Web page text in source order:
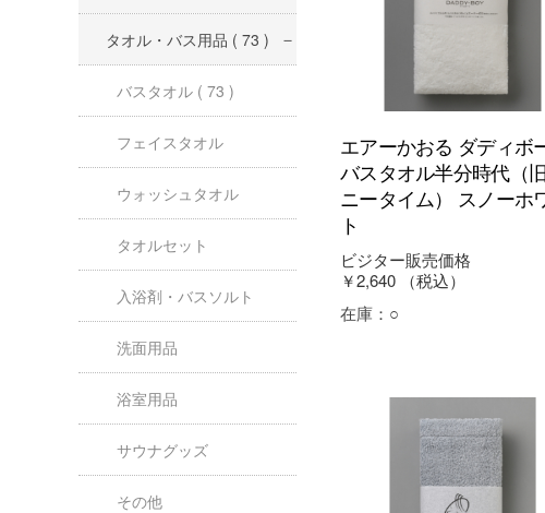
タオル・バス用品 ( 73 )
バスタオル ( 73 )
フェイスタオル
ウォッシュタオル
タオルセット
入浴剤・バスソルト
洗面用品
浴室用品
サウナグッズ
その他
エアーかおる ダディボ
バスタオル半分時代（
ニータイム） スノーホ
ト
ビジター販売価格
￥2,640
（税込）
在庫： ○